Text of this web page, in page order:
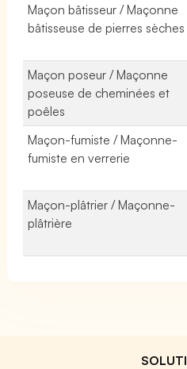
Maçon bâtisseur / Maçonne
bâtisseuse de pierres sèches
Maçon poseur / Maçonne
poseuse de cheminées et
poêles
Maçon-fumiste / Maçonne-
fumiste en verrerie
Maçon-plâtrier / Maçonne-
plâtrière